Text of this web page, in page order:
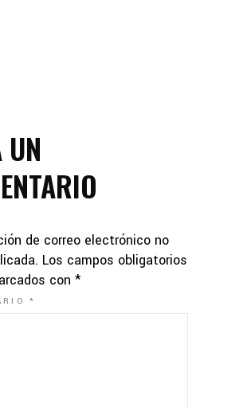
UN
de correo electrónico no
Los campos obligatorios
con *
*